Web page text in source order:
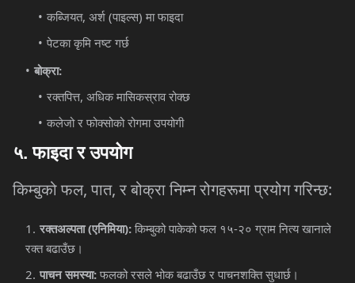
कब्जियत, अर्श (पाइल्स) मा फाइदा
पेटका कृमि नष्ट गर्छ
बोक्रा:
रक्तपित्त, अधिक मासिकस्राव रोक्छ
कलेजो र फोक्सोको रोगमा उपयोगी
५.फाइदा र उपयोग
किम्बुको फल,पात,र बोक्रा निम्न रोगहरूमा प्रयोग गरिन्छ:
रक्तअल्पता(एनिमिया): किम्बुको पाकेको फल १५-२० ग्राम नित्य खानाले
रक्त बढाउँछ।
पाचन समस्या: फलको रसले भोक बढाउँछ र पाचनशक्ति सुधार्छ।